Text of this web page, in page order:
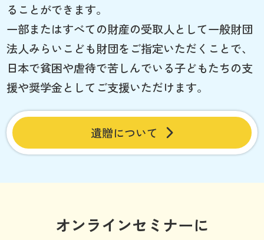
ることができます。
一部またはすべての財産の受取人として一般財団
法人みらいこども財団をご指定いただくことで、
日本で貧困や虐待で苦しんでいる子どもたちの支
援や奨学金としてご支援いただけます。
遺贈について
オンラインセミナーに